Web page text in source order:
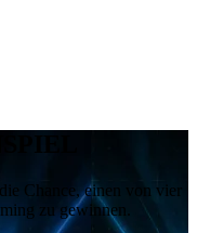
Chance, einen von vier
zu gewinnen.